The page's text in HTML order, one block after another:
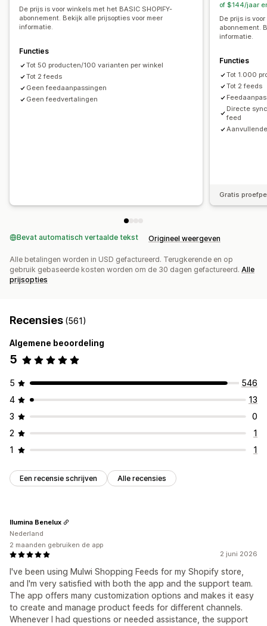
Productsynchronisatie Bulkbewerking
Winkelupdates
Updates in realtime
Foutvalidatie
Voorraadondersteuning GTIN-beheer
Conversietracking
Prestaties bijhouden Multi-format
De prijs is voor winkels met het BASIC SHOPIFY-
abonnement. Bekijk alle prijsopties voor meer
informatie.
Functies
Tot 50 producten/100 varianten per winkel
Tot 2 feeds
Geen feedaanpassingen
Geen feedvertalingen
of $144/jaar
De prijs is
abonnement.
informatie.
Functies
Tot 1.000
Tot 2 feeds
Directe
feed
Gratis
Bevat automatisch vertaalde tekst Origineel weergeven
Alle betalingen worden in USD gefactureerd. Terugkerende en op
gebruik gebaseerde kosten worden om de 30 dagen gefactureerd. Alle
prijsopties
Recensies (561)
Algemene beoordeling
5
5
546
4
13
3
0
2
1
1
1
Een recensie schrijven Alle recensies
2 juni 2026
I've been using Mulwi Shopping Feeds for my Shopify store,
and I'm very satisfied with both the app and the support team.
The app offers many customization options and makes it easy
to create and manage product feeds for different channels.
Whenever I had questions or needed assistance, the support
Ilumina Benelux
Nederland
2 maanden gebruiken de app